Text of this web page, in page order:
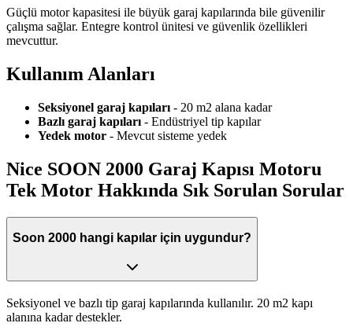
Güçlü motor kapasitesi ile büyük garaj kapılarında bile güvenilir
çalışma sağlar. Entegre kontrol ünitesi ve güvenlik özellikleri
mevcuttur.
Kullanım Alanları
Seksiyonel garaj kapıları - 20 m2 alana kadar
Bazlı garaj kapıları - Endüstriyel tip kapılar
Yedek motor - Mevcut sisteme yedek
Nice SOON 2000 Garaj Kapısı Motoru
Tek Motor Hakkında Sık Sorulan Sorular
Soon 2000 hangi kapılar için uygundur?
Seksiyonel ve bazlı tip garaj kapılarında kullanılır. 20 m2 kapı
alanına kadar destekler.